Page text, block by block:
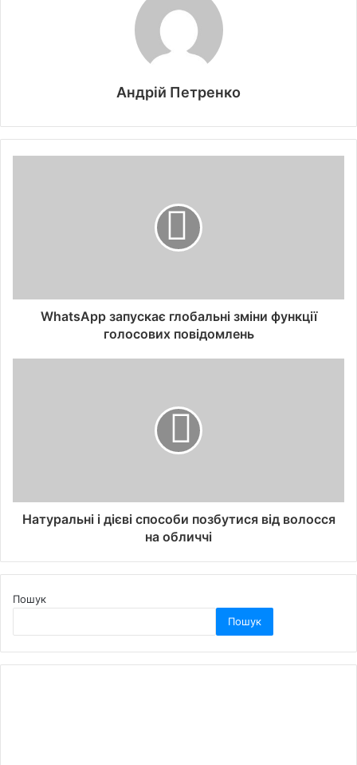
Андрій Петренко
WhatsApp запускає глобальні зміни функції
голосових повідомлень
Натуральні і дієві способи позбутися від волосся
на обличчі
Пошук
Пошук